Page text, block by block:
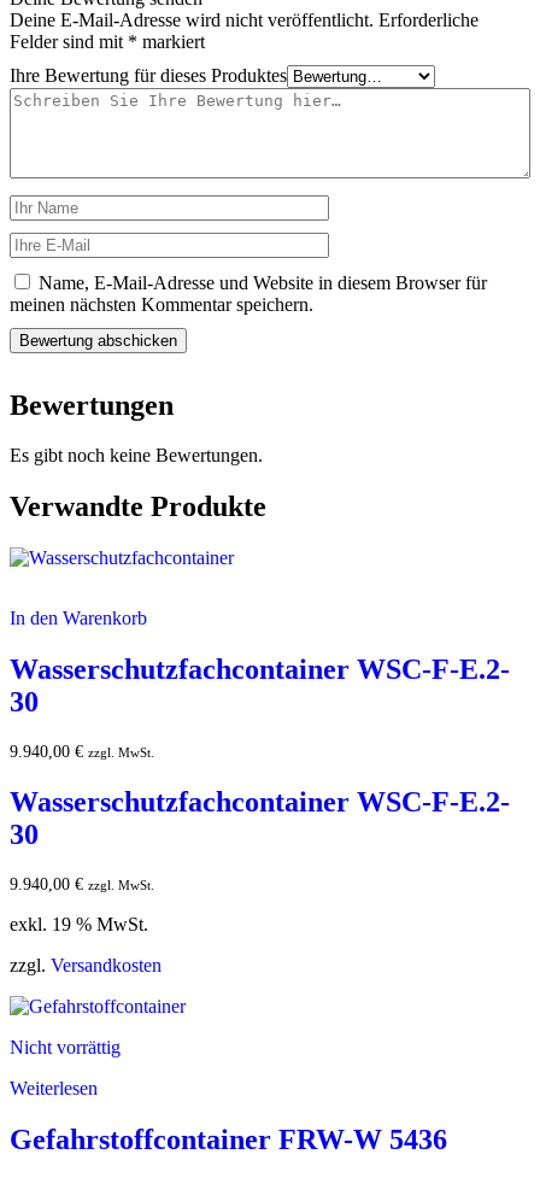
Deine E-Mail-Adresse wird nicht veröffentlicht. Erforderliche
Felder sind mit * markiert
Ihre Bewertung für dieses Produktes
Name, E-Mail-Adresse und Website in diesem Browser für
meinen nächsten Kommentar speichern.
Bewertungen
Es gibt noch keine Bewertungen.
Verwandte Produkte
In den Warenkorb
Wasserschutzfachcontainer WSC-F-E.2-
30
9.940,00 € zzgl. MwSt.
Wasserschutzfachcontainer WSC-F-E.2-
30
9.940,00 € zzgl. MwSt.
exkl. 19 % MwSt.
zzgl. Versandkosten
Nicht vorrättig
Weiterlesen
Gefahrstoffcontainer FRW-W 5436